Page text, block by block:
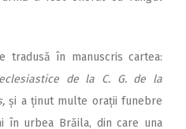
tradusă în manuscris cartea:
de la C. G. de la
și a ținut multe orații funebre
în urbea Brăila, din care una